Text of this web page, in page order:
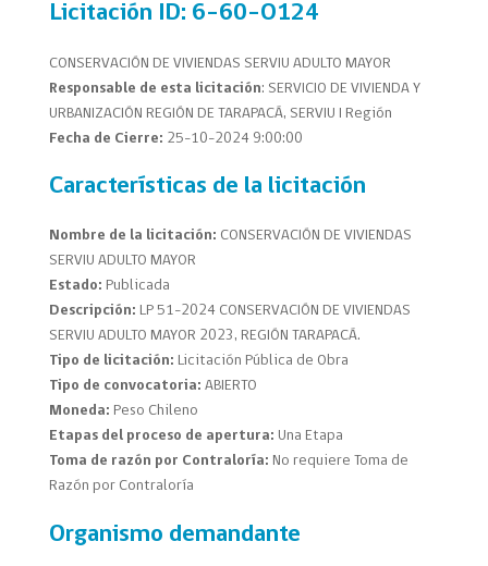
Licitación ID: 6-60-O124
CONSERVACIÓN DE VIVIENDAS SERVIU ADULTO MAYOR
Responsable de esta licitación: SERVICIO DE VIVIENDA Y
URBANIZACIÓN REGIÓN DE TARAPACÁ, SERVIU I Región
Fecha de Cierre: 25-10-2024 9:00:00
Características de la licitación
Nombre de la licitación: CONSERVACIÓN DE VIVIENDAS
SERVIU ADULTO MAYOR
Estado: Publicada
Descripción: LP 51-2024 CONSERVACIÓN DE VIVIENDAS
SERVIU ADULTO MAYOR 2023, REGIÓN TARAPACÁ.
Tipo de licitación: Licitación Pública de Obra
Tipo de convocatoria: ABIERTO
Moneda: Peso Chileno
Etapas del proceso de apertura: Una Etapa
Toma de razón por Contraloría: No requiere Toma de
Razón por Contraloría
Organismo demandante